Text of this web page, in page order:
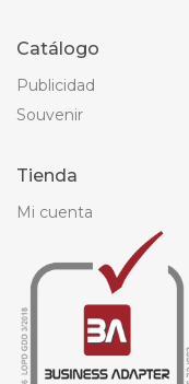
Catálogo
Publicidad
Souvenir
Tienda
Mi cuenta